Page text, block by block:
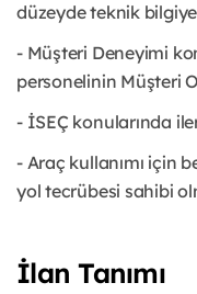
düzeyde teknik
- Müşteri Deneyimi
personelinin Müşteri
- İSEÇ konularında
- Araç kullanımı için
yol tecrübesi sahibi
İlan Tanımı